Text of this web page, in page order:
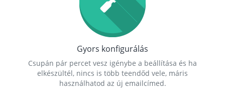
Gyors konfigurálás
Csupán pár percet vesz igénybe a beállítása és ha
elkészültél, nincs is több teendőd vele, máris
használhatod az új emailcímed.